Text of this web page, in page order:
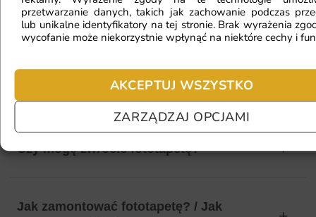
przetwarzanie danych, takich jak zachowanie podczas
lub unikalne identyfikatory na tej stronie. Brak wyrażenia
wycofanie może niekorzystnie wpłynąć na niektóre cechy i
AKCEPTUJ WSZYSTKO
ZARZĄDZAJ OPCJAMI
fototapetę?
Ile będę czekać na realizację
Czy mogę zwrócić fototapetę?
Jak zamontować fototapetę? / Jak